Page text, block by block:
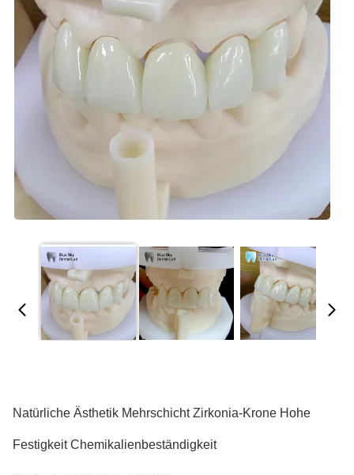
Natürliche Ästhetik Mehrschicht Zirkonia-Krone Hohe
Festigkeit Chemikalienbeständigkeit